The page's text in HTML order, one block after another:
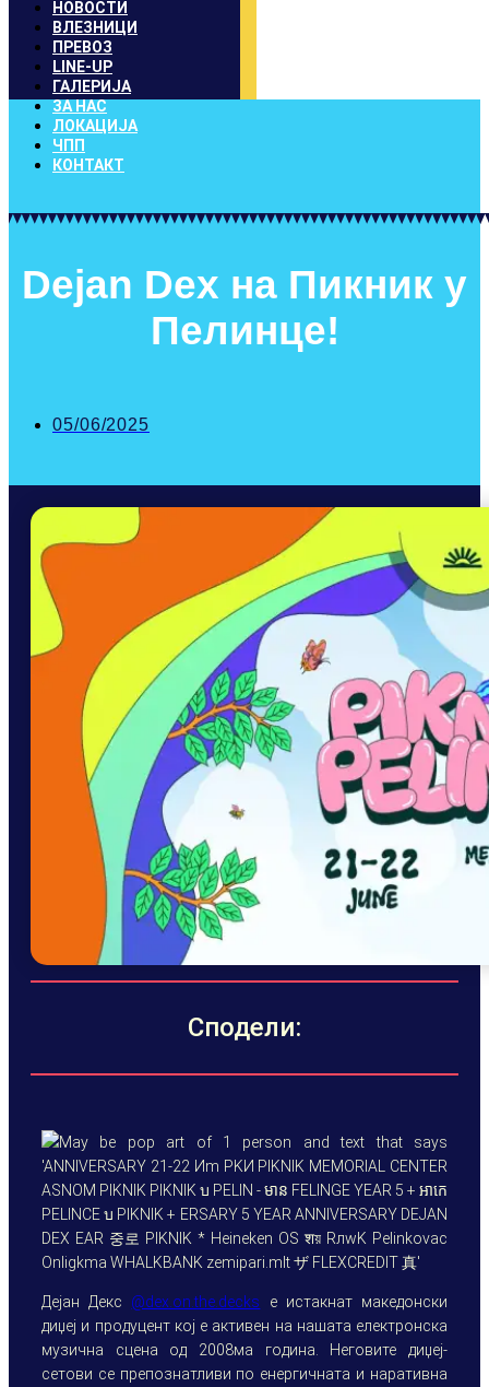
НОВОСТИ
ВЛЕЗНИЦИ
ПРЕВОЗ
LINE-UP
ГАЛЕРИЈА
ЗА НАС
ЛОКАЦИЈА
ЧПП
КОНТАКТ
Dejan Dex на Пикник у
Пелинце!
05/06/2025
Сподели:
Дејан Декс @dex.on.the.decks е истакнат македонски
диџеј и продуцент кој е активен на нашата електронска
музична сцена од 2008ма година. Неговите диџеј-
сетови се препознатливи по енергичната и наративна